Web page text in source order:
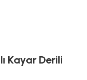
Kayar Derili